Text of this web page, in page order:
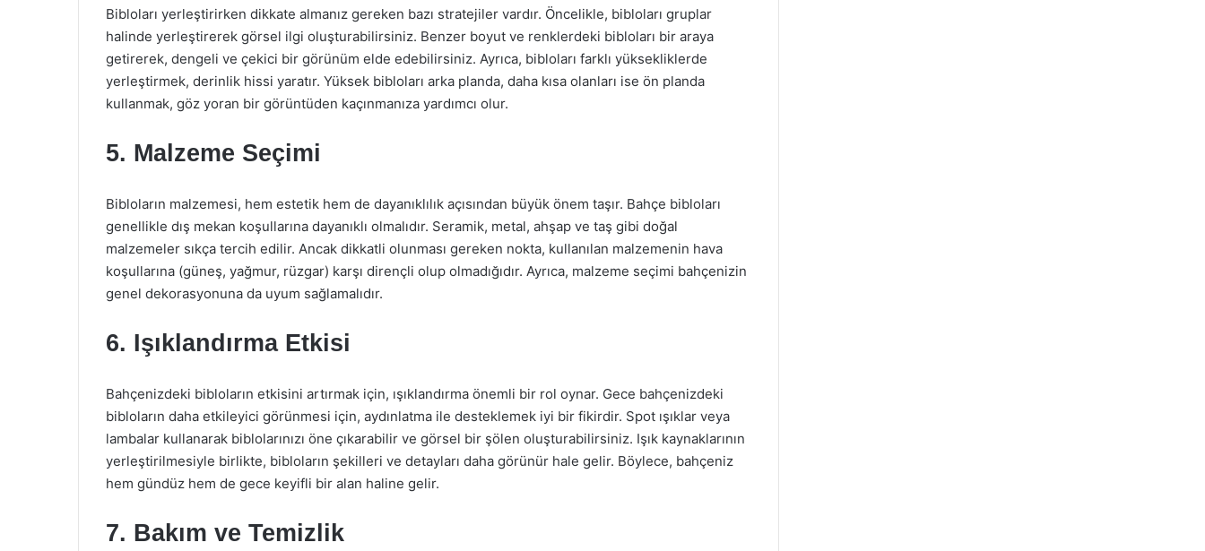
Bibloları yerleştirirken dikkate almanız gereken bazı stratejiler vardır. Öncelikle, bibloları gruplar
halinde yerleştirerek görsel ilgi oluşturabilirsiniz. Benzer boyut ve renklerdeki bibloları bir araya
getirerek, dengeli ve çekici bir görünüm elde edebilirsiniz. Ayrıca, bibloları farklı yüksekliklerde
yerleştirmek, derinlik hissi yaratır. Yüksek bibloları arka planda, daha kısa olanları ise ön planda
kullanmak, göz yoran bir görüntüden kaçınmanıza yardımcı olur.
5. Malzeme Seçimi
Bibloların malzemesi, hem estetik hem de dayanıklılık açısından büyük önem taşır. Bahçe bibloları
genellikle dış mekan koşullarına dayanıklı olmalıdır. Seramik, metal, ahşap ve taş gibi doğal
malzemeler sıkça tercih edilir. Ancak dikkatli olunması gereken nokta, kullanılan malzemenin hava
koşullarına (güneş, yağmur, rüzgar) karşı dirençli olup olmadığıdır. Ayrıca, malzeme seçimi bahçenizin
genel dekorasyonuna da uyum sağlamalıdır.
6. Işıklandırma Etkisi
Bahçenizdeki bibloların etkisini artırmak için, ışıklandırma önemli bir rol oynar. Gece bahçenizdeki
bibloların daha etkileyici görünmesi için, aydınlatma ile desteklemek iyi bir fikirdir. Spot ışıklar veya
lambalar kullanarak biblolarınızı öne çıkarabilir ve görsel bir şölen oluşturabilirsiniz. Işık kaynaklarının
yerleştirilmesiyle birlikte, bibloların şekilleri ve detayları daha görünür hale gelir. Böylece, bahçeniz
hem gündüz hem de gece keyifli bir alan haline gelir.
7. Bakım ve Temizlik